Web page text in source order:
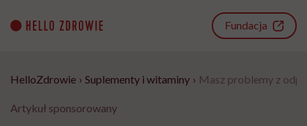
content
Fundacja
HelloZdrowie › Suplementy i witaminy › Masz problemy z
Artykuł sponsorowany